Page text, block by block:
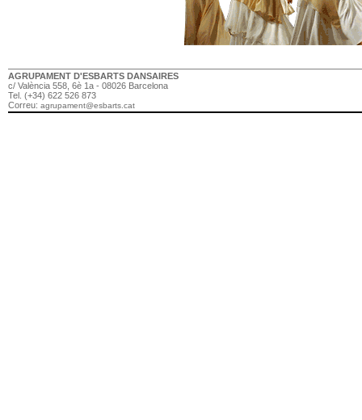
AGRUPAMENT D'ESBARTS DANSAIRES
c/ València 558, 6è 1a - 08026 Barcelona
Tel. (+34) 622 526 873
Correu: agrupament@esbarts.cat